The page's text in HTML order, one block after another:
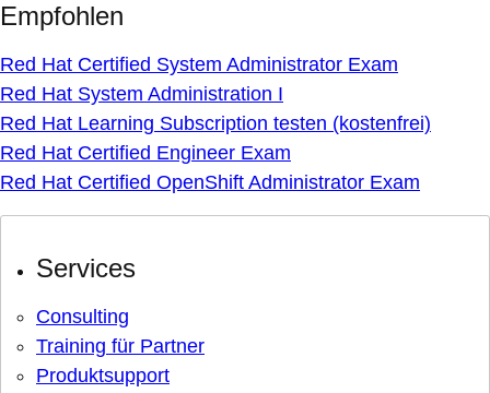
Empfohlen
Red Hat Certified System Administrator Exam
Red Hat System Administration I
Red Hat Learning Subscription testen (kostenfrei)
Red Hat Certified Engineer Exam
Red Hat Certified OpenShift Administrator Exam
Services
Consulting
Training für Partner
Produktsupport